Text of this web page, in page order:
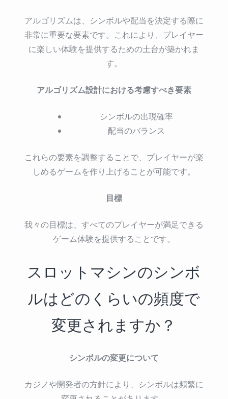
アルゴリズムは、シンボルや配当を決定する際に
非常に重要な要素です。これにより、プレイヤー
に楽しい体験を提供するための土台が築かれま
す。
アルゴリズム設計における考慮すべき要素
シンボルの出現確率
配当のバランス
これらの要素を調整することで、プレイヤーが楽
しめるゲームを作り上げることが可能です。
目標
我々の目標は、すべてのプレイヤーが満足できる
ゲーム体験を提供することです。
スロットマシンのシンボ
ルはどのくらいの頻度で
変更されますか？
シンボルの変更について
カジノや開発者の方針により、シンボルは頻繁に